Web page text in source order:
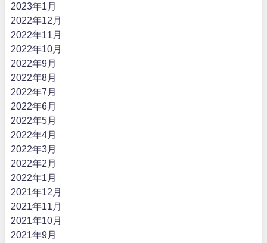
2023年1月
2022年12月
2022年11月
2022年10月
2022年9月
2022年8月
2022年7月
2022年6月
2022年5月
2022年4月
2022年3月
2022年2月
2022年1月
2021年12月
2021年11月
2021年10月
2021年9月